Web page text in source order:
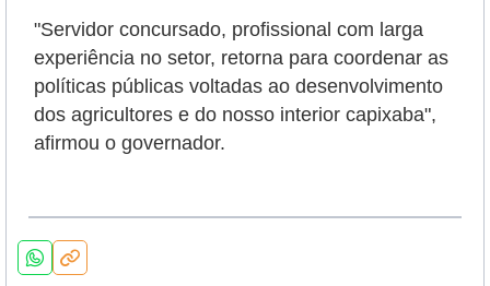
"Servidor concursado, profissional com larga
experiência no setor, retorna para coordenar as
políticas públicas voltadas ao desenvolvimento
dos agricultores e do nosso interior capixaba",
afirmou o governador.